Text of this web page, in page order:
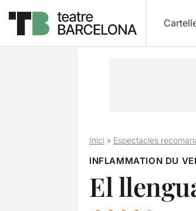
Inici» Espectacles
INFLAMMATION DU
El